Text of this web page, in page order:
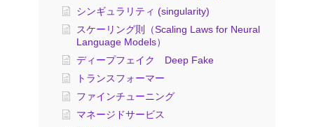
シンギュラリティ (singularity)
スケーリング則（Scaling Laws for Neural
Language Models）
ディープフェイク Deep Fake
トランスフォーマー
ファインチューニング
マネージドサービス